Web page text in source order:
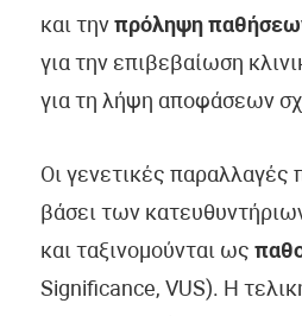
και την πρόληψη
για την επιβεβαίωση
για τη λήψη αποφάσεων
Οι γενετικές παραλλαγές
βάσει των
και ταξινομούνται ως
Significance, VUS). Η